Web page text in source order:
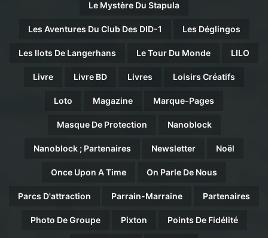
Le Mystère Du Stapula
Les Aventures Du Club Des DID-1 Les Déglingos
Les Ilots De Langerhans Le Tour Du Monde LILO
Livre Livre BD Livres Loisirs Créatifs
Loto Magazine Marque-Pages
Masque De Protection Nanoblock
Nanoblock ; Partenaires Newsletter Noël
Once Upon A Time On Parle De Nous
Parcs D'attraction Parrain-Marraine Partenaires
Photo De Groupe Pixton Points De Fidélité